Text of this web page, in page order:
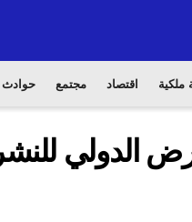
ملكية اقتصاد مجتمع حوادث
الدورة الـ31 للمعرض